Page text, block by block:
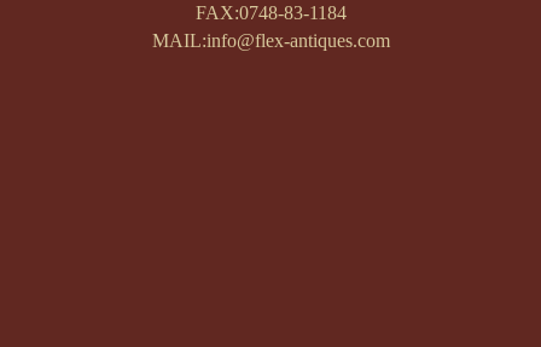
FAX:0748-83-1184
MAIL:info@flex-antiques.com